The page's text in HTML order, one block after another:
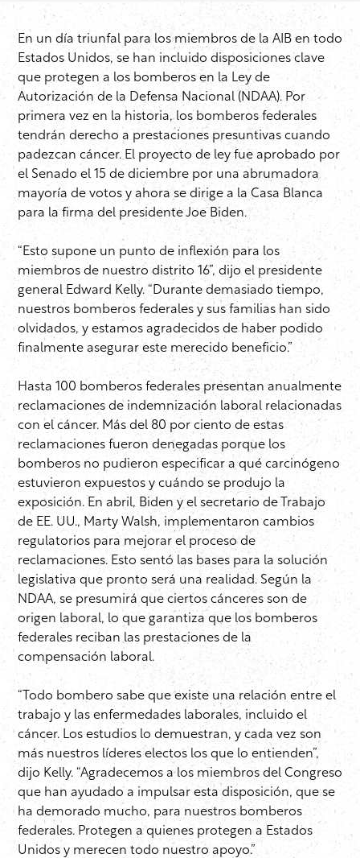
En un día triunfal para los miembros de la AIB en todo
Estados Unidos, se han incluido disposiciones clave
que protegen a los bomberos en la Ley de
Autorización de la Defensa Nacional (NDAA). Por
primera vez en la historia, los bomberos federales
tendrán derecho a prestaciones presuntivas cuando
padezcan cáncer. El proyecto de ley fue aprobado por
el Senado el 15 de diciembre por una abrumadora
mayoría de votos y ahora se dirige a la Casa Blanca
para la firma del presidente Joe Biden.
“Esto supone un punto de inflexión para los
miembros de nuestro distrito 16”, dijo el presidente
general Edward Kelly. “Durante demasiado tiempo,
nuestros bomberos federales y sus familias han sido
olvidados, y estamos agradecidos de haber podido
finalmente asegurar este merecido beneficio.”
Hasta 100 bomberos federales presentan anualmente
reclamaciones de indemnización laboral relacionadas
con el cáncer. Más del 80 por ciento de estas
reclamaciones fueron denegadas porque los
bomberos no pudieron especificar a qué carcinógeno
estuvieron expuestos y cuándo se produjo la
exposición. En abril, Biden y el secretario de Trabajo
de EE. UU., Marty Walsh, implementaron cambios
regulatorios para mejorar el proceso de
reclamaciones. Esto sentó las bases para la solución
legislativa que pronto será una realidad. Según la
NDAA, se presumirá que ciertos cánceres son de
origen laboral, lo que garantiza que los bomberos
federales reciban las prestaciones de la
compensación laboral.
“Todo bombero sabe que existe una relación entre el
trabajo y las enfermedades laborales, incluido el
cáncer. Los estudios lo demuestran, y cada vez son
más nuestros líderes electos los que lo entienden”,
dijo Kelly. “Agradecemos a los miembros del Congreso
que han ayudado a impulsar esta disposición, que se
ha demorado mucho, para nuestros bomberos
federales. Protegen a quienes protegen a Estados
Unidos y merecen todo nuestro apoyo.”